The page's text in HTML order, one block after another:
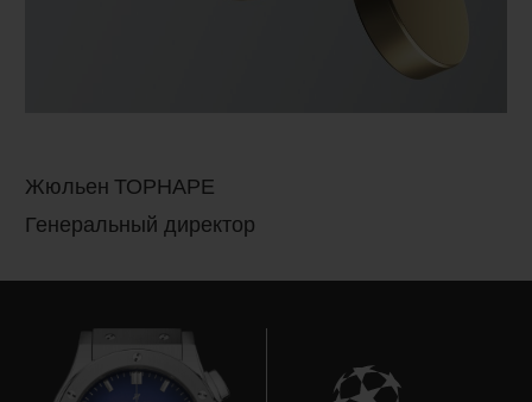
Жюльен ТОРНАРЕ
Генеральный директор